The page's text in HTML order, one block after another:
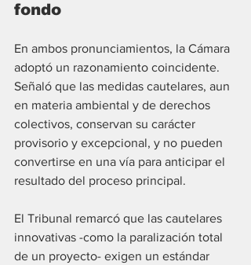
fondo
En ambos pronunciamientos, la Cámara
adoptó un razonamiento coincidente.
Señaló que las medidas cautelares, aun
en materia ambiental y de derechos
colectivos, conservan su carácter
provisorio y excepcional, y no pueden
convertirse en una vía para anticipar el
resultado del proceso principal.
El Tribunal remarcó que las cautelares
innovativas -como la paralización total
de un proyecto- exigen un estándar